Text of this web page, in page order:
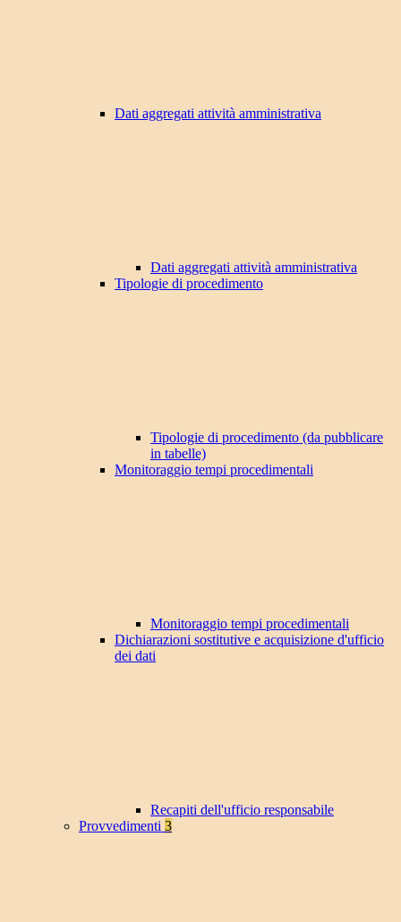
Dati aggregati attività amministrativa
Dati aggregati attività amministrativa
Tipologie di procedimento
Tipologie di procedimento (da pubblicare
in tabelle)
Monitoraggio tempi procedimentali
Monitoraggio tempi procedimentali
Dichiarazioni sostitutive e acquisizione d'ufficio
dei dati
Recapiti dell'ufficio responsabile
Provvedimenti 3